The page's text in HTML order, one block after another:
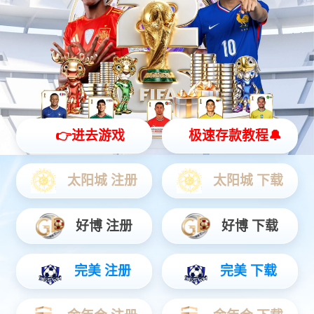
星空游戏灵犀 X2
全智能灵动机器人
灵动 | 亲和 | 智能
查看更多